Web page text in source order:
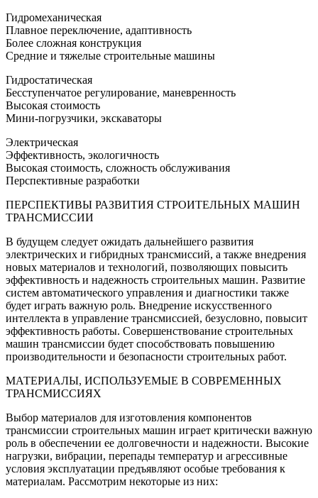
Гидромеханическая
Плавное переключение, адаптивность
Более сложная конструкция
Средние и тяжелые строительные машины
Гидростатическая
Бесступенчатое регулирование, маневренность
Высокая стоимость
Мини-погрузчики, экскаваторы
Электрическая
Эффективность, экологичность
Высокая стоимость, сложность обслуживания
Перспективные разработки
ПЕРСПЕКТИВЫ РАЗВИТИЯ СТРОИТЕЛЬНЫХ МАШИН
ТРАНСМИССИИ
В будущем следует ожидать дальнейшего развития
электрических и гибридных трансмиссий, а также внедрения
новых материалов и технологий, позволяющих повысить
эффективность и надежность строительных машин. Развитие
систем автоматического управления и диагностики также
будет играть важную роль. Внедрение искусственного
интеллекта в управление трансмиссией, безусловно, повысит
эффективность работы. Совершенствование строительных
машин трансмиссии будет способствовать повышению
производительности и безопасности строительных работ.
МАТЕРИАЛЫ, ИСПОЛЬЗУЕМЫЕ В СОВРЕМЕННЫХ
ТРАНСМИССИЯХ
Выбор материалов для изготовления компонентов
трансмиссии строительных машин играет критически важную
роль в обеспечении ее долговечности и надежности. Высокие
нагрузки, вибрации, перепады температур и агрессивные
условия эксплуатации предъявляют особые требования к
материалам. Рассмотрим некоторые из них: